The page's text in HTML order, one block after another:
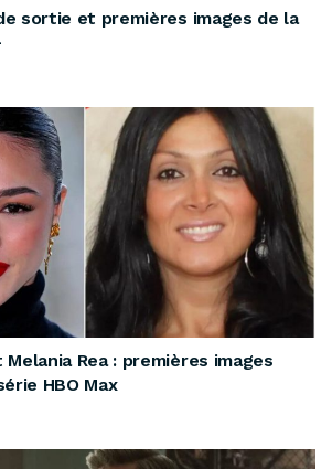
sortie et premières images de la
Rea : premières images
HBO Max